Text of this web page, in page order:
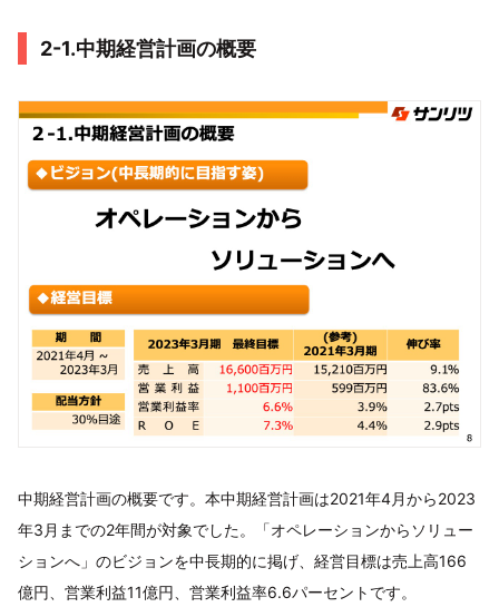
2-1.中期経営計画の概要
中期経営計画の概要です。本中期経営計画は2021年4月から2023
年3月までの2年間が対象でした。「オペレーションからソリュー
ションへ」のビジョンを中長期的に掲げ、経営目標は売上高166
億円、営業利益11億円、営業利益率6.6パーセントです。